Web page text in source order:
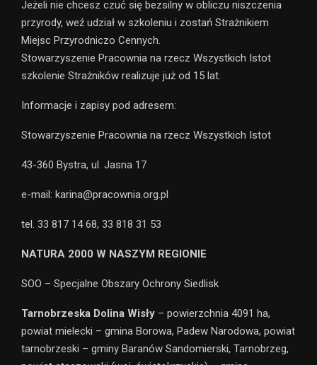
Jeżeli nie chcesz czuć się bezsilny w obliczu niszczenia
przyrody, weź udział w szkoleniu i zostań Strażnikiem
Miejsc Przyrodniczo Cennych.
Stowarzyszenie Pracownia na rzecz Wszystkich Istot
szkolenie Strażników realizuje już od 15 lat.
Informacje i zapisy pod adresem:
Stowarzyszenie Pracownia na rzecz Wszystkich Istot
43-360 Bystra, ul. Jasna 17
e-mail: karina@pracownia.org.pl
tel. 33 817 14 68, 33 818 31 53
NATURA 2000 W NASZYM REGIONIE
SOO – Specjalne Obszary Ochrony Siedlisk
Tarnobrzeska Dolina Wisły – powierzchnia 4091 ha,
powiat mielecki – gmina Borowa, Padew Narodowa, powiat
tarnobrzeski – gminy Baranów Sandomierski, Tarnobrzeg,